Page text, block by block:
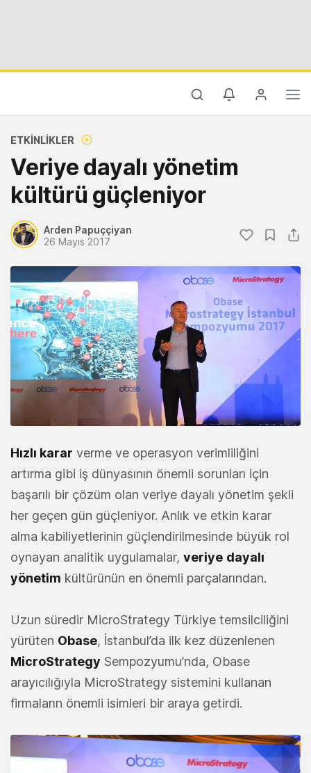
ETKINLIKLER
Veriye dayalı yönetim
kültürü güçleniyor
Arden Papuççiyan
26 Mayıs 2017
Hızlı karar verme ve operasyon verimliliğini
artırma gibi iş dünyasının önemli sorunları için
başarılı bir çözüm olan veriye dayalı yönetim şekli
her geçen gün güçleniyor. Anlık ve etkin karar
alma kabiliyetlerinin güçlendirilmesinde büyük rol
oynayan analitik uygulamalar, veriye dayalı
yönetim kültürünün en önemli parçalarından.
Uzun süredir MicroStrategy Türkiye temsilciliğini
yürüten Obase, İstanbul’da ilk kez düzenlenen
MicroStrategy Sempozyumu’nda, Obase
arayıcılığıyla MicroStrategy sistemini kullanan
firmaların önemli isimleri bir araya getirdi.